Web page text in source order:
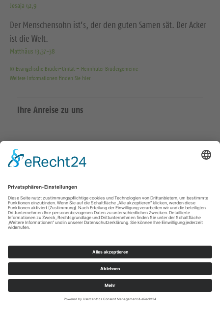
Jesaja 42,9
Der Menschensohn ist’s, der den guten Samen sät. Der Acker
ist die Welt.
Matthäus 13,37-38
© Evangelische Brüder-Unität – Herrnhuter Brüdergemeine
Weitere Informationen finden Sie hier
Ihre Anreise zu uns
Datenschutzerklärung Impressum Meißen Großenhain
© Kirchenbezirk Meißen 2026